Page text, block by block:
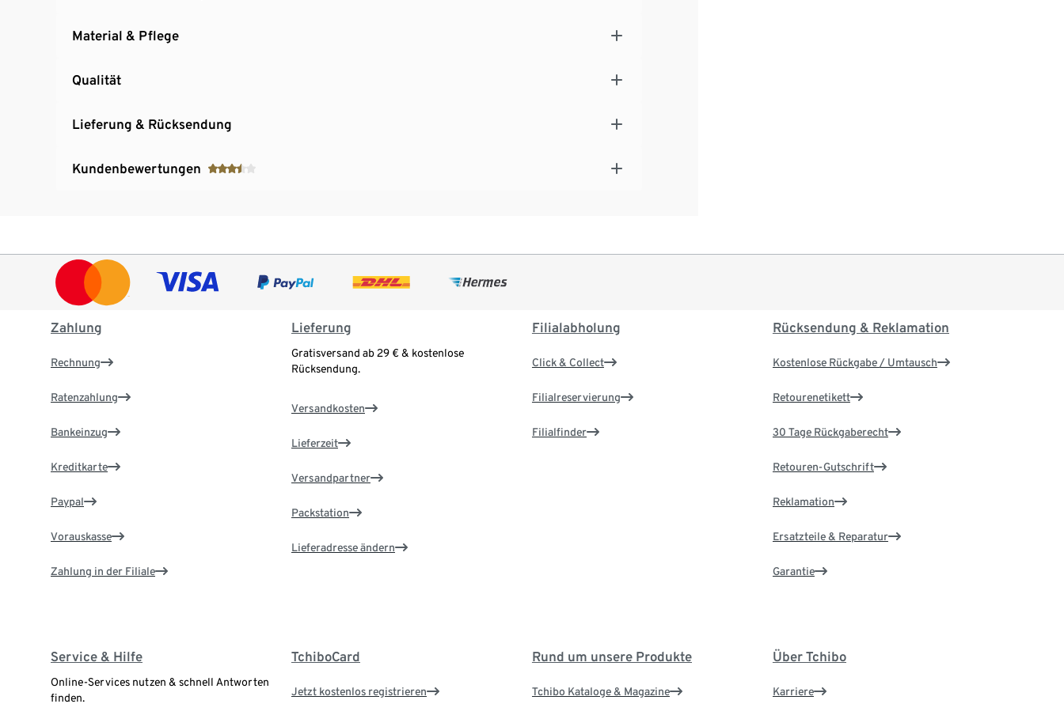
Material & Pflege
Qualität
Lieferung & Rücksendung
Kundenbewertungen
Zahlung
Rechnung
Ratenzahlung
Bankeinzug
Kreditkarte
Paypal
Vorauskasse
Zahlung in der Filiale
Lieferung
Gratisversand ab 29 € & kostenlose
Rücksendung.
Versandkosten
Lieferzeit
Versandpartner
Packstation
Lieferadresse ändern
Filialabholung
Click & Collect
Filialreservierung
Filialfinder
Rücksendung & Reklamation
Kostenlose Rückgabe / Umtausch
Retourenetikett
30 Tage Rückgaberecht
Retouren-Gutschrift
Reklamation
Ersatzteile & Reparatur
Garantie
Service & Hilfe
Online-Services nutzen & schnell Antworten
finden.
TchiboCard
Jetzt kostenlos registrieren
Rund um unsere Produkte
Tchibo Kataloge & Magazine
Über Tchibo
Karriere